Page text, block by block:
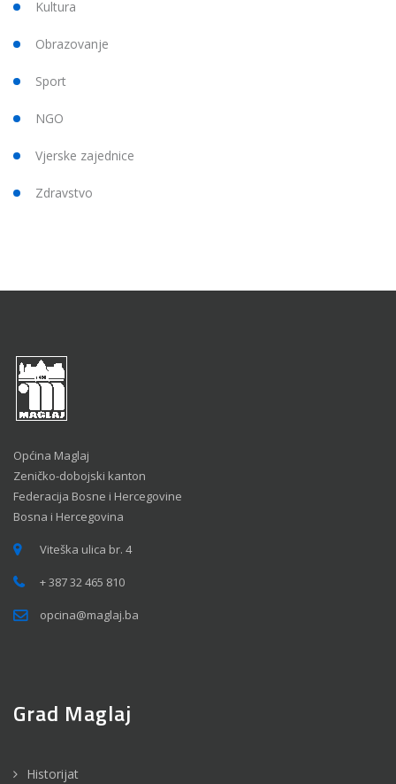
Kultura
Obrazovanje
Sport
NGO
Vjerske zajednice
Zdravstvo
Općina Maglaj
Zeničko-dobojski kanton
Federacija Bosne i Hercegovine
Bosna i Hercegovina
Viteška ulica br. 4
+ 387 32 465 810
opcina@maglaj.ba
Grad Maglaj
Historijat